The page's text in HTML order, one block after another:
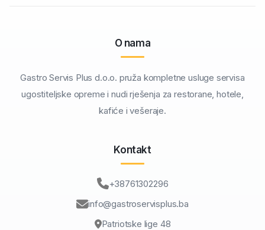
O nama
Gastro Servis Plus d.o.o. pruža kompletne usluge servisa
ugostiteljske opreme i nudi rješenja za restorane, hotele,
kafiće i vešeraje.
Kontakt
+38761302296
info@gastroservisplus.ba
Patriotske lige 48